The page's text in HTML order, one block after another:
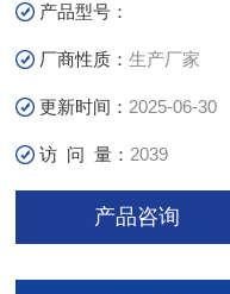
构、医学研究部门。
产品型号：
厂商性质：生产厂家
更新时间： 2025-06-30
访 问 量： 2039
产品咨询